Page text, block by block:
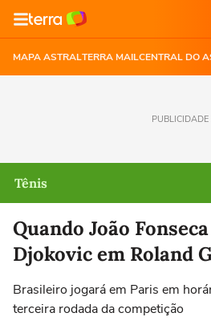
MAPA ASTRALTERRA MAILCENTRAL DO
PUBLICIDADE
Tênis
Quando João
Djokovic em Roland
Brasileiro jogará em Paris em
terceira rodada da competição